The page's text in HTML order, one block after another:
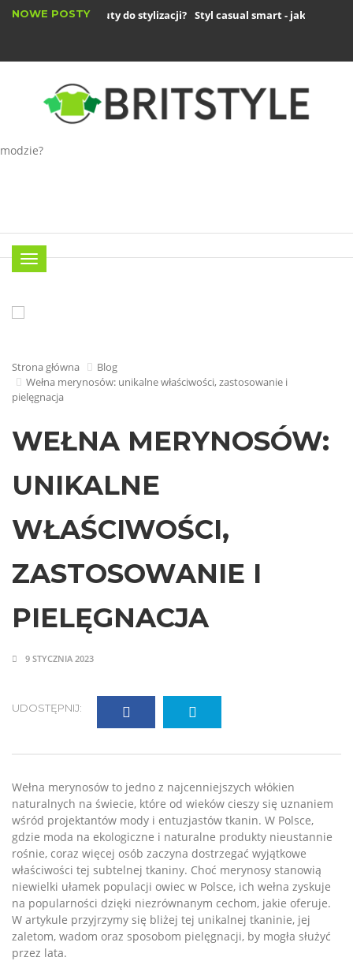
NOWE POSTY
Jak dobrać buty do stylizacji?
Styl casual smart - jak się ubrać
Menu
Strona główna
Blog
Wełna merynosów: unikalne właściwości, zastosowanie i
pielęgnacja
WEŁNA MERYNOSÓW:
UNIKALNE
WŁAŚCIWOŚCI,
ZASTOSOWANIE I
PIELĘGNACJA
9 STYCZNIA 2023
UDOSTĘPNIJ:
Wełna merynosów to jedno z najcenniejszych włókien
naturalnych na świecie, które od wieków cieszy się uznaniem
wśród projektantów mody i entuzjastów tkanin. W Polsce,
gdzie moda na ekologiczne i naturalne produkty nieustannie
rośnie, coraz więcej osób zaczyna dostrzegać wyjątkowe
właściwości tej subtelnej tkaniny. Choć merynosy stanowią
niewielki ułamek populacji owiec w Polsce, ich wełna zyskuje
na popularności dzięki niezrównanym cechom, jakie oferuje.
W artykule przyjrzymy się bliżej tej unikalnej tkaninie, jej
zaletom, wadom oraz sposobom pielęgnacji, by mogła służyć
przez lata.